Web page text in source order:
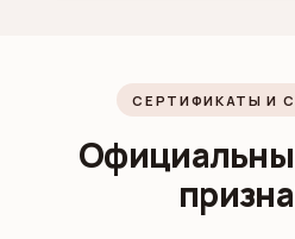
СЕРТИФИКАТЫ И